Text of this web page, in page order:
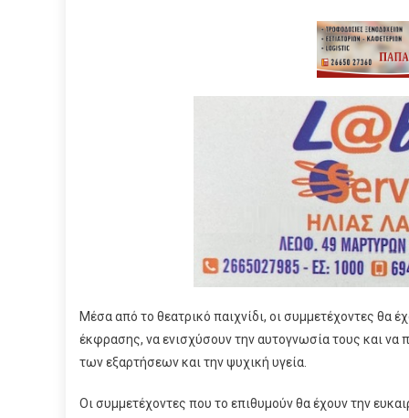
Μέσα από το θεατρικό παιχνίδι, οι συμμετέχοντες θα
έκφρασης, να ενισχύσουν την αυτογνωσία τους και
των εξαρτήσεων και την ψυχική υγεία.
Οι συμμετέχοντες που το επιθυμούν θα έχουν την